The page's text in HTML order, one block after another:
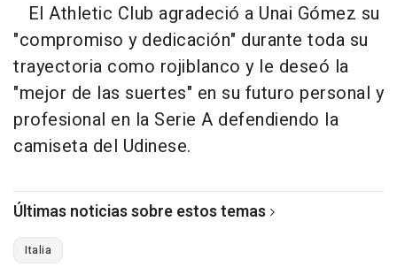
El Athletic Club agradeció a Unai Gómez su
"compromiso y dedicación" durante toda su
trayectoria como rojiblanco y le deseó la
"mejor de las suertes" en su futuro personal y
profesional en la Serie A defendiendo la
camiseta del Udinese.
Últimas noticias sobre estos temas
Italia